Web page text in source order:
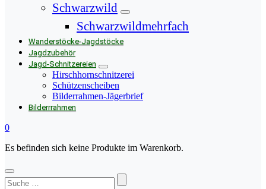
Schwarzwild
Schwarzwildmehrfach
Wanderstöcke-Jagdstöcke
Jagdzubehör
Jagd-Schnitzereien
Hirschhornschnitzerei
Schützenscheiben
Bilderrahmen-Jägerbrief
Bilderrrahmen
0
Es befinden sich keine Produkte im Warenkorb.
Suchen